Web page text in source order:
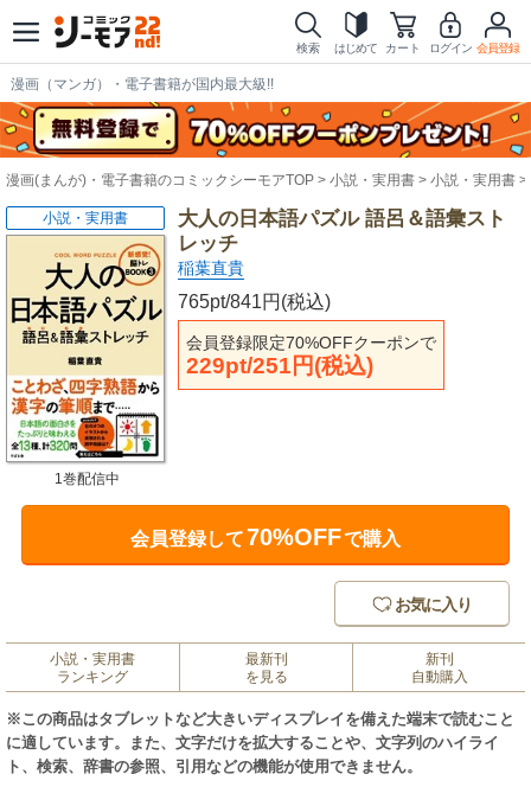
検索 はじめて カート ログイン 会員登録
漫画（マンガ）・電子書籍が国内最大級!!
漫画(まんが)・電子書籍のコミックシーモアTOP 小説・実用書 小説・実用書
大人の日本語パズル 語呂＆語彙スト
レッチ
稲葉直貴
765pt/841円(税込)
会員登録限定70%OFFクーポンで
229pt/251円(税込)
小説・実用書
1巻配信中
会員登録して70%OFFで購入
お気に入り
小説・実用書
ランキング
最新刊
を見る
新刊
自動購入
※この商品はタブレットなど大きいディスプレイを備えた端末で読むこと
に適しています。また、文字だけを拡大することや、文字列のハイライ
ト、検索、辞書の参照、引用などの機能が使用できません。